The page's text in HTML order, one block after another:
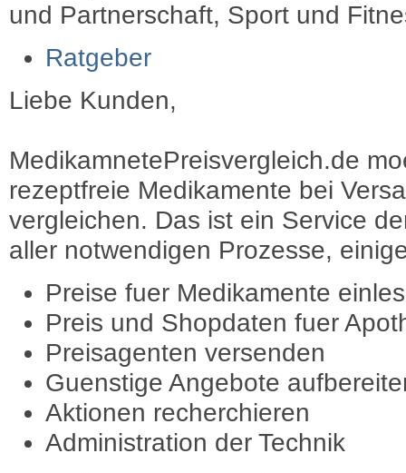
und Partnerschaft, Sport und
Ratgeber
Liebe Kunden,
MedikamnetePreisvergleich.de
rezeptfreie Medikamente bei
vergleichen. Das ist ein Service
aller notwendigen Prozesse,
Preise fuer Medikamente
Preis und Shopdaten fuer
Preisagenten versenden
Guenstige Angebote
Aktionen recherchieren
Administration der Technik